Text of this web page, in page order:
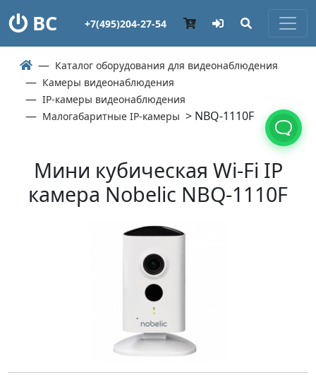
ВС +7(495)204-27-54
Каталог оборудования для видеонаблюдения
Камеры видеонаблюдения
IP-камеры видеонаблюдения
Малогабаритные IP-камеры > NBQ-1110F
Мини кубическая Wi-Fi IP
камера Nobelic NBQ-1110F